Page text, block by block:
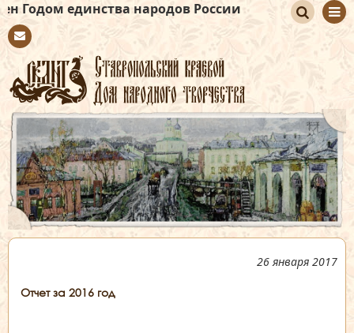
народов России
tact
иск
26 января 2017
Отчет за 2016 год